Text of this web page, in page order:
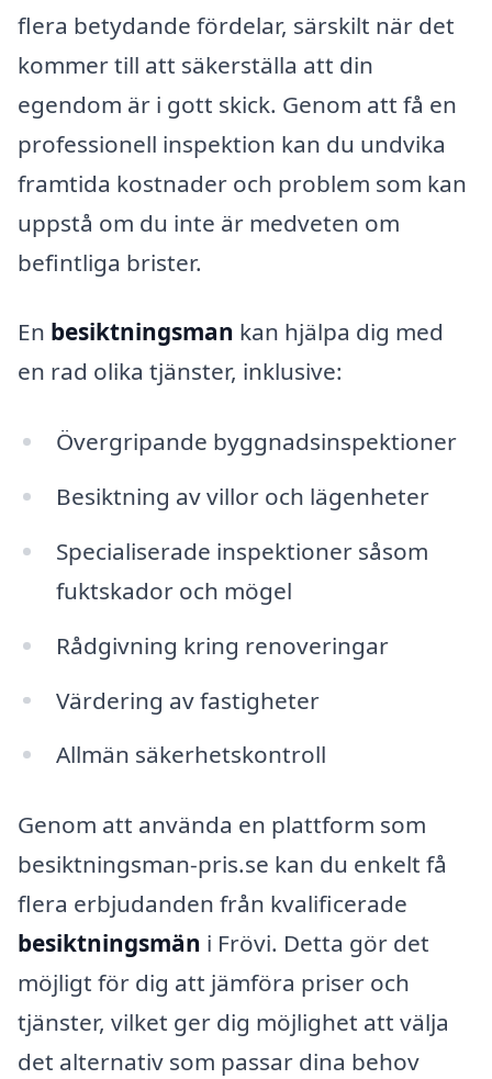
flera betydande fördelar, särskilt när det
kommer till att säkerställa att din
egendom är i gott skick. Genom att få en
professionell inspektion kan du undvika
framtida kostnader och problem som kan
uppstå om du inte är medveten om
befintliga brister.
En besiktningsman kan hjälpa dig med
en rad olika tjänster, inklusive:
Övergripande byggnadsinspektioner
Besiktning av villor och lägenheter
Specialiserade inspektioner såsom
fuktskador och mögel
Rådgivning kring renoveringar
Värdering av fastigheter
Allmän säkerhetskontroll
Genom att använda en plattform som
besiktningsman-pris.se kan du enkelt få
flera erbjudanden från kvalificerade
besiktningsmän i Frövi. Detta gör det
möjligt för dig att jämföra priser och
tjänster, vilket ger dig möjlighet att välja
det alternativ som passar dina behov